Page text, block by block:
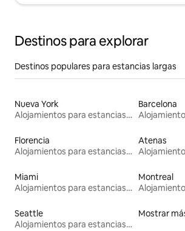
Destinos para explorar
Destinos populares para estancias largas
Nueva York
Alojamientos para estancias largas
Barcelona
Florencia
Alojamientos para estancias largas
Atenas
Miami
Alojamientos para estancias largas
Montreal
Seattle
Alojamientos para estancias largas
Mostrar